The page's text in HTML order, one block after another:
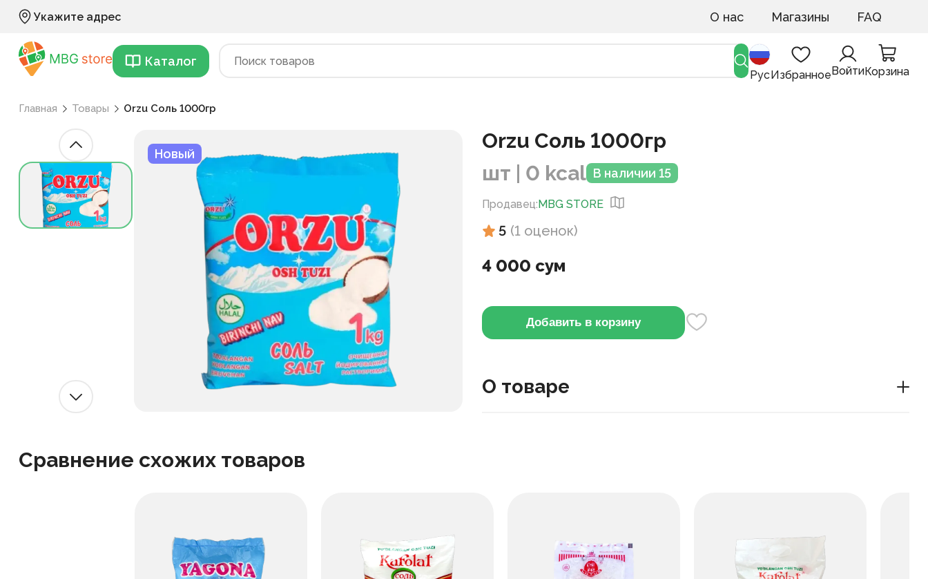
Укажите адрес О нас Магазины FAQ
Каталог
РусИзбранноеВойтиКорзина
Главная Товары Orzu Соль 1000гр
Новый
Orzu Соль 1000гр
шт | 0 kcal В наличии 15
Продавец:MBG STORE
5 (1 оценок)
4 000 сум
Добавить в корзину
О товаре
Сравнение схожих товаров